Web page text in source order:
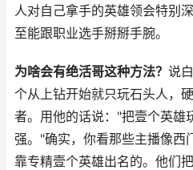
人对自己拿手的英雄领会特别
至能跟职业选手掰掰手腕。
为啥会有绝活哥这种方法？ 说
个从上钻开始就只玩石头人，
者。用他的话说："把壹个英雄
强。"确实，你看那些主播像西
靠专精壹个英雄出名的。他们